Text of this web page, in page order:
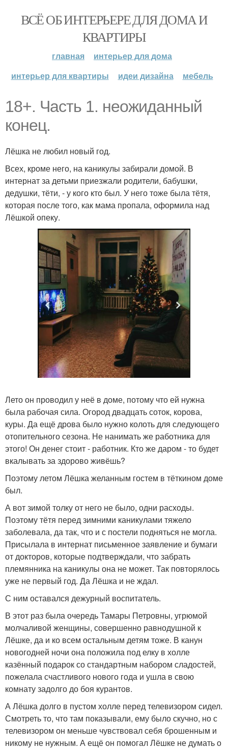
ВСЁ ОБ ИНТЕРЬЕРЕ ДЛЯ ДОМА И
КВАРТИРЫ
главная
интерьер для дома
интерьер для квартиры
идеи дизайна мебель
18+. Часть 1. неожиданный
конец.
Лёшка не любил новый год.
Всех, кроме него, на каникулы забирали домой. В
интернат за детьми приезжали родители, бабушки,
дедушки, тёти, - у кого кто был. У него тоже была тётя,
которая после того, как мама пропала, оформила над
Лёшкой опеку.
Лето он проводил у неё в доме, потому что ей нужна
была рабочая сила. Огород двадцать соток, корова,
куры. Да ещё дрова было нужно колоть для следующего
отопительного сезона. Не нанимать же работника для
этого! Он денег стоит - работник. Кто же даром - то будет
вкалывать за здорово живёшь?
Поэтому летом Лёшка желанным гостем в тёткином доме
был.
А вот зимой толку от него не было, одни расходы.
Поэтому тётя перед зимними каникулами тяжело
заболевала, да так, что и с постели подняться не могла.
Присылала в интернат письменное заявление и бумаги
от докторов, которые подтверждали, что забрать
племянника на каникулы она не может. Так повторялось
уже не первый год. Да Лёшка и не ждал.
С ним оставался дежурный воспитатель.
В этот раз была очередь Тамары Петровны, угрюмой
молчаливой женщины, совершенно равнодушной к
Лёшке, да и ко всем остальным детям тоже. В канун
новогодней ночи она положила под елку в холле
казённый подарок со стандартным набором сладостей,
пожелала счастливого нового года и ушла в свою
комнату задолго до боя курантов.
А Лёшка долго в пустом холле перед телевизором сидел.
Смотреть то, что там показывали, ему было скучно, но с
телевизором он меньше чувствовал себя брошенным и
никому не нужным. А ещё он помогал Лёшке не думать о